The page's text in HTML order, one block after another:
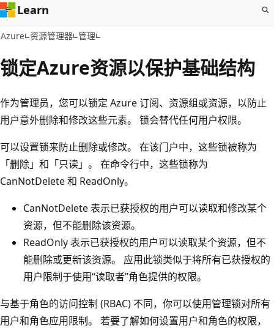
Learn
Azure 资源管理器 管理
锁定Azure资源以保护基础结构
作为管理员，您可以锁定 Azure 订阅、资源组或资源，以防止
用户意外删除和修改这些元素。 锁会替代任何用户权限。
可以设置锁来防止删除或修改。 在该门户中，这些锁被称为
「删除」和「只读」。 在命令行中，这些锁称为
CanNotDelete 和 ReadOnly。
CanNotDelete 表示已获授权的用户可以读取和修改某个
资源，但不能删除该资源。
ReadOnly 表示已获授权的用户可以读取某个资源，但不
能删除或更新该资源。 应用此锁类似于将所有已获授权的
用户限制于使用“读取者”角色提供的权限。
与基于角色的访问控制 (RBAC) 不同，你可以使用管理锁对所有
用户和角色应用限制。 若要了解如何设置用户和角色的权限，